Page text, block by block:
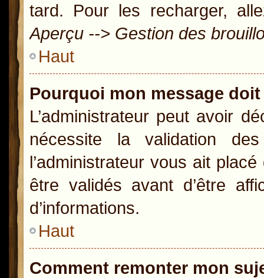
tard. Pour les recharger,
Aperçu --> Gestion des
Haut
Pourquoi mon message
L’administrateur peut avoir
nécessite la validation
l’administrateur vous ait
être validés avant d’être
d’informations.
Haut
Comment remonter mon